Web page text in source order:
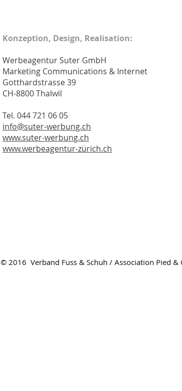
Konzeption, Design, Realisation:
Werbeagentur Suter GmbH
Marketing Communications & Internet
Gotthardstrasse 39
CH-8800 Thalwil
Tel. 044 721 06 05
info@suter-werbung.ch
www.suter-werbung.ch
www.werbeagentur-zürich.ch
© 2016 Verband Fuss & Schuh / Association Pied &